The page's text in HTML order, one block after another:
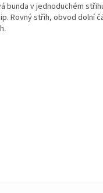
bunda v jednoduchém
Rovný střih, obvod dolní